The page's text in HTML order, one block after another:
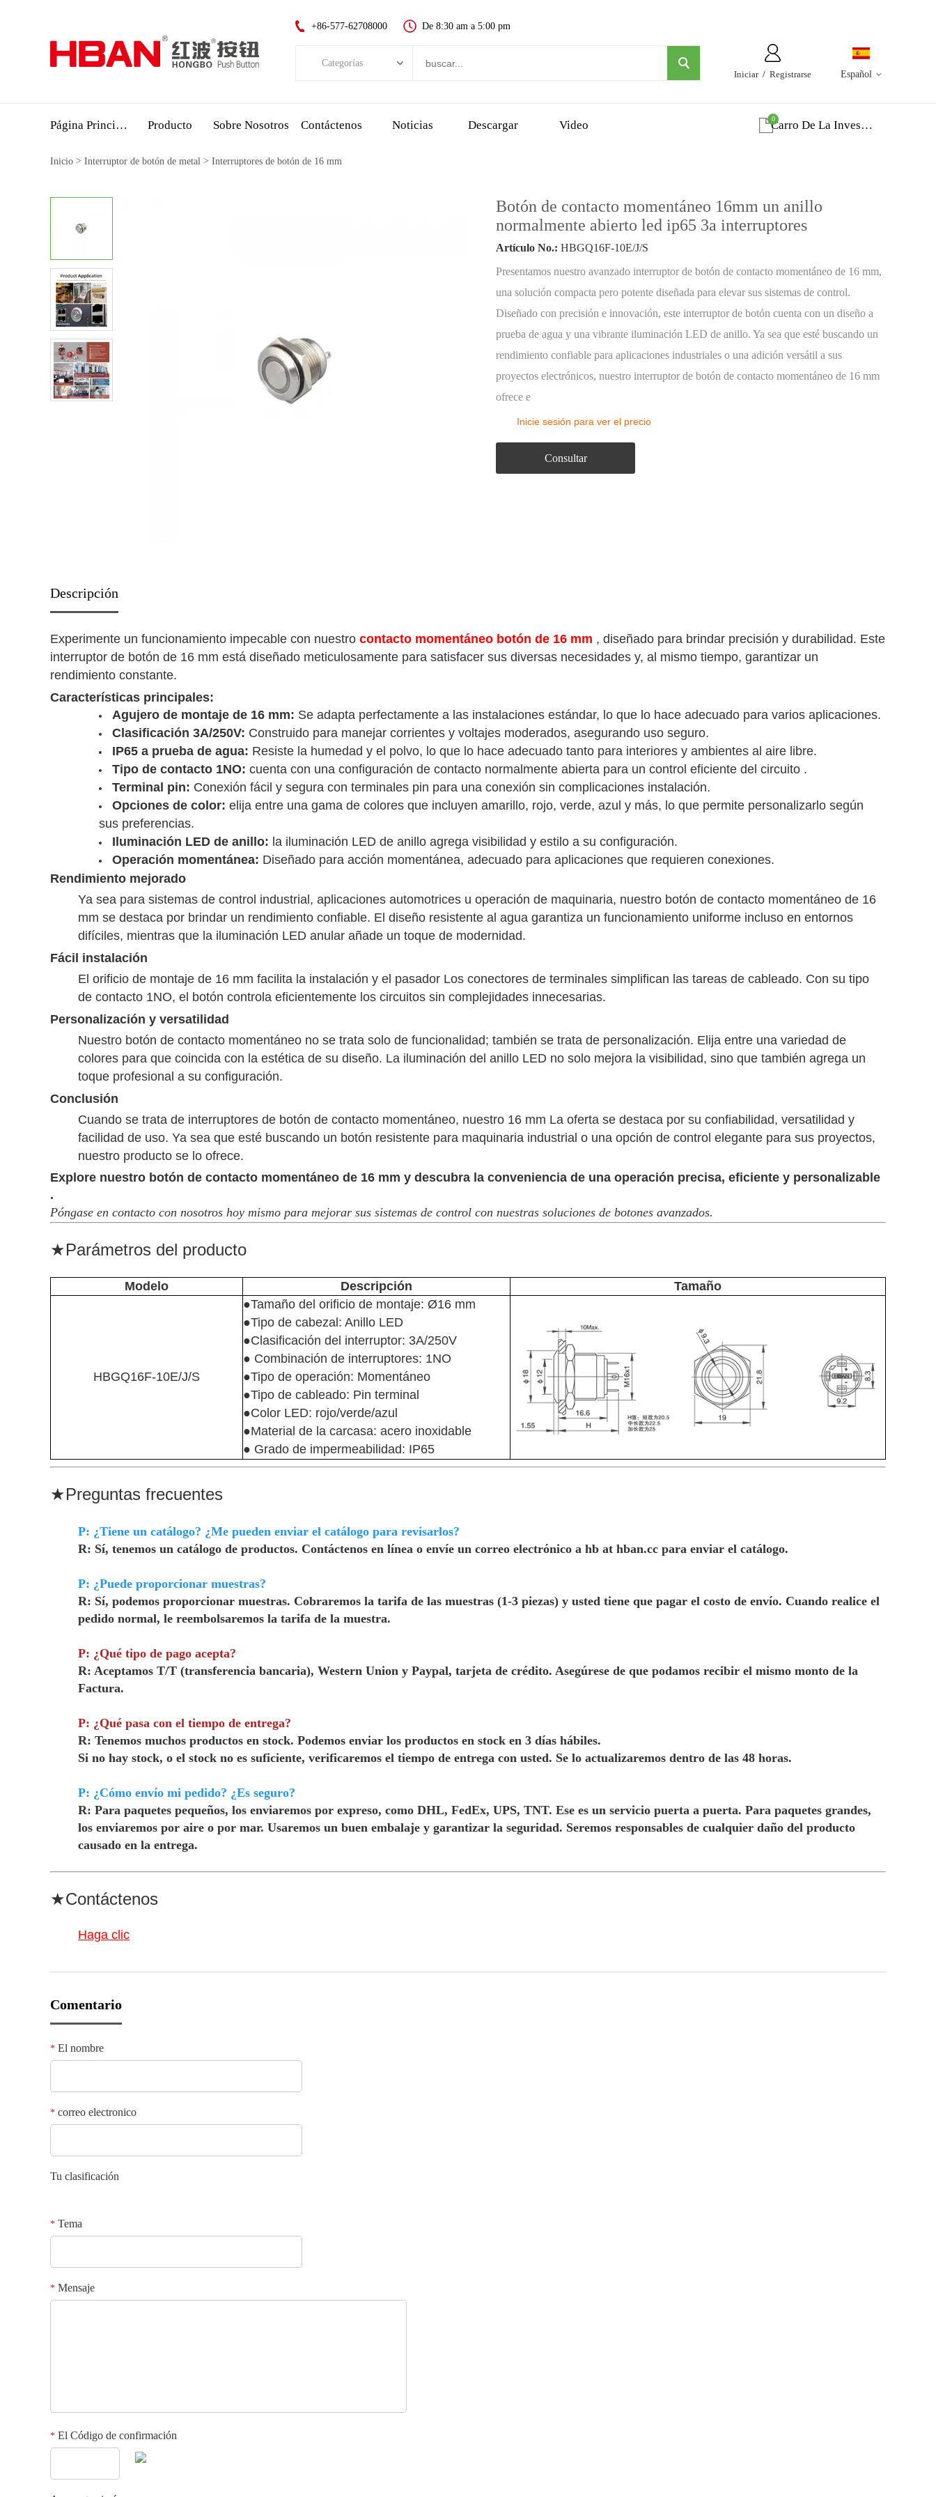
Español
Iniciar/ Registrarse
+86-577-62708000 De 8:30 am a 5:00 pm
Categorías
Accesorios de botón
Página Principal Producto Sobre Nosotros Contáctenos Noticias Descargar Video Carro De La Investigacion
0
Inicio > Interruptor de botón de metal > Interruptores de botón de 16 mm
Botón de contacto momentáneo 16mm un anillo
normalmente abierto led ip65 3a interruptores
Artículo No.: HBGQ16F-10E/J/S
Presentamos nuestro avanzado interruptor de botón de contacto momentáneo de 16 mm,
una solución compacta pero potente diseñada para elevar sus sistemas de control.
Diseñado con precisión e innovación, este interruptor de botón cuenta con un diseño a
prueba de agua y una vibrante iluminación LED de anillo. Ya sea que esté buscando un
rendimiento confiable para aplicaciones industriales o una adición versátil a sus
proyectos electrónicos, nuestro interruptor de botón de contacto momentáneo de 16 mm
ofrece e
Inicie sesión para ver el precio
Consultar
Descripción
Experimente un funcionamiento impecable con nuestro contacto momentáneo botón de 16 mm , diseñado para brindar precisión y durabilidad. Este
interruptor de botón de 16 mm está diseñado meticulosamente para satisfacer sus diversas necesidades y, al mismo tiempo, garantizar un
rendimiento constante.
Características principales:
Agujero de montaje de 16 mm: Se adapta perfectamente a las instalaciones estándar, lo que lo hace adecuado para varios aplicaciones.
Clasificación 3A/250V: Construido para manejar corrientes y voltajes moderados, asegurando uso seguro.
IP65 a prueba de agua: Resiste la humedad y el polvo, lo que lo hace adecuado tanto para interiores y ambientes al aire libre.
Tipo de contacto 1NO: cuenta con una configuración de contacto normalmente abierta para un control eficiente del circuito .
Terminal pin: Conexión fácil y segura con terminales pin para una conexión sin complicaciones instalación.
Opciones de color: elija entre una gama de colores que incluyen amarillo, rojo, verde, azul y más, lo que permite personalizarlo según
sus preferencias.
Iluminación LED de anillo: la iluminación LED de anillo agrega visibilidad y estilo a su configuración.
Operación momentánea: Diseñado para acción momentánea, adecuado para aplicaciones que requieren conexiones.
Rendimiento mejorado
Ya sea para sistemas de control industrial, aplicaciones automotrices u operación de maquinaria, nuestro botón de contacto momentáneo de 16
mm se destaca por brindar un rendimiento confiable. El diseño resistente al agua garantiza un funcionamiento uniforme incluso en entornos
difíciles, mientras que la iluminación LED anular añade un toque de modernidad.
Fácil instalación
El orificio de montaje de 16 mm facilita la instalación y el pasador Los conectores de terminales simplifican las tareas de cableado. Con su tipo
de contacto 1NO, el botón controla eficientemente los circuitos sin complejidades innecesarias.
Personalización y versatilidad
Nuestro botón de contacto momentáneo no se trata solo de funcionalidad; también se trata de personalización. Elija entre una variedad de
colores para que coincida con la estética de su diseño. La iluminación del anillo LED no solo mejora la visibilidad, sino que también agrega un
toque profesional a su configuración.
Conclusión
Cuando se trata de interruptores de botón de contacto momentáneo, nuestro 16 mm La oferta se destaca por su confiabilidad, versatilidad y
facilidad de uso. Ya sea que esté buscando un botón resistente para maquinaria industrial o una opción de control elegante para sus proyectos,
nuestro producto se lo ofrece.
Explore nuestro botón de contacto momentáneo de 16 mm y descubra la conveniencia de una operación precisa, eficiente y personalizable
.
Póngase en contacto con nosotros hoy mismo para mejorar sus sistemas de control con nuestras soluciones de botones avanzados.
★Parámetros del producto
Modelo Descripción Tamaño
HBGQ16F-10E/J/S
●Tamaño del orificio de montaje: Ø16 mm
●Tipo de cabezal: Anillo LED
●Clasificación del interruptor: 3A/250V
● Combinación de interruptores: 1NO
●Tipo de operación: Momentáneo
●Tipo de cableado: Pin terminal
●Color LED: rojo/verde/azul
●Material de la carcasa: acero inoxidable
● Grado de impermeabilidad: IP65
★Preguntas frecuentes
P: ¿Tiene un catálogo? ¿Me pueden enviar el catálogo para revisarlos?
R: Sí, tenemos un catálogo de productos. Contáctenos en línea o envíe un correo electrónico a hb at hban.cc para enviar el catálogo.
P: ¿Puede proporcionar muestras?
R: Sí, podemos proporcionar muestras. Cobraremos la tarifa de las muestras (1-3 piezas) y usted tiene que pagar el costo de envío. Cuando realice el
pedido normal, le reembolsaremos la tarifa de la muestra.
P: ¿Qué tipo de pago acepta?
R: Aceptamos T/T (transferencia bancaria), Western Union y Paypal, tarjeta de crédito. Asegúrese de que podamos recibir el mismo monto de la
Factura.
P: ¿Qué pasa con el tiempo de entrega?
R: Tenemos muchos productos en stock. Podemos enviar los productos en stock en 3 días hábiles.
Si no hay stock, o el stock no es suficiente, verificaremos el tiempo de entrega con usted. Se lo actualizaremos dentro de las 48 horas.
P: ¿Cómo envío mi pedido? ¿Es seguro?
R: Para paquetes pequeños, los enviaremos por expreso, como DHL, FedEx, UPS, TNT. Ese es un servicio puerta a puerta. Para paquetes grandes,
los enviaremos por aire o por mar. Usaremos un buen embalaje y garantizar la seguridad. Seremos responsables de cualquier daño del producto
causado en la entrega.
★Contáctenos
Haga clic
Comentario
* El nombre
* correo electronico
Tu clasificación
* Tema
* Mensaje
* El Código de confirmación